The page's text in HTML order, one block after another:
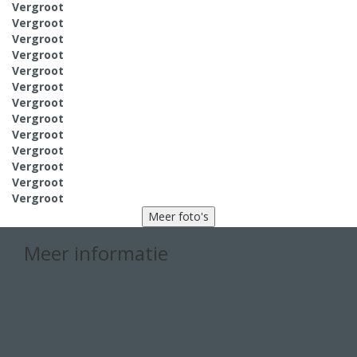
Vergroot
Vergroot
Vergroot
Vergroot
Vergroot
Vergroot
Vergroot
Vergroot
Vergroot
Vergroot
Vergroot
Vergroot
Vergroot
Meer foto's
Meer informatie